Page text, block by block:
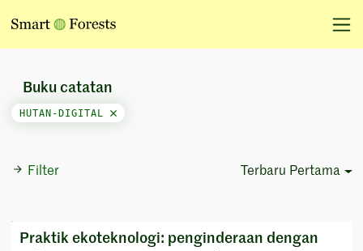
Filter Terbaru Pertama
Buku catatan
HUTAN-DIGITAL
Praktik ekoteknologi: penginderaan dengan